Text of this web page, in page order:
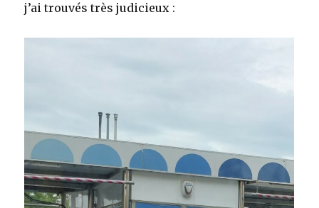
j’ai trouvés très judicieux :